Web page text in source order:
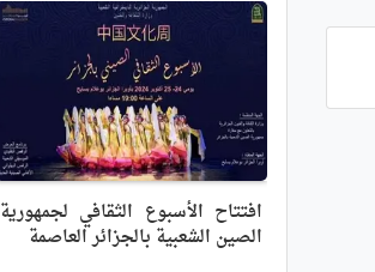
افتتاح الأسبوع الثقافي لجمهورية
الصين الشعبية بالجزائر العاصمة